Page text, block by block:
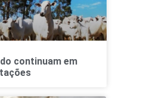
continuam em